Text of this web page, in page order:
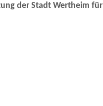
der Stadt Wertheim